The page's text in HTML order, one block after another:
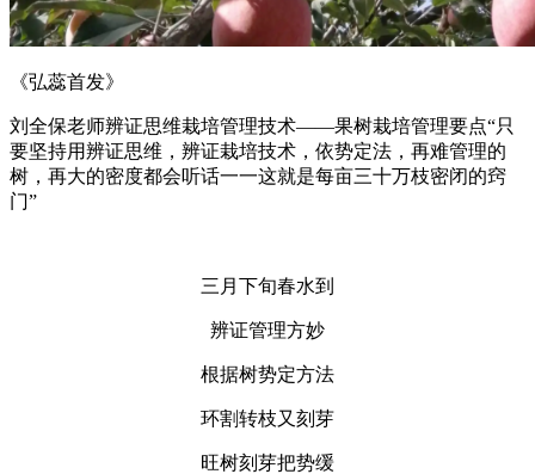
《弘蕊首发》
刘全保老师辨证思维栽培管理技术——果树栽培管理要点“只
要坚持用辨证思维，辨证栽培技术，依势定法，再难管理的
树，再大的密度都会听话一一这就是每亩三十万枝密闭的窍
门”
三月下旬春水到
辨证管理方妙
根据树势定方法
环割转枝又刻芽
旺树刻芽把势缓